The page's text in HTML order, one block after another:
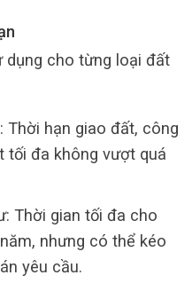
dụng cho từng loại đất
Thời hạn giao đất, công
tối đa không vượt quá
Thời gian tối đa cho
nhưng có thể kéo
yêu cầu.